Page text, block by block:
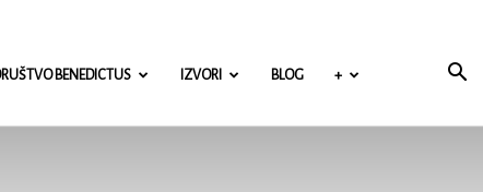
BENEDICTUS IZVORI BLOG +